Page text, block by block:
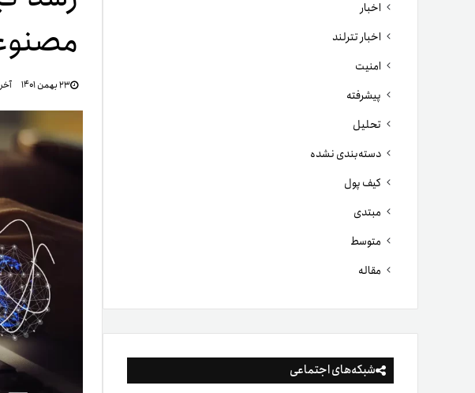
اخبار
اخبار تترلند
امنیت
پیشرفته
تحلیل
دسته‌بندی نشده
کیف پول
مبتدی
متوسط
مقاله
شبکه‌های اجتماعی
۲۳ بهمن ۱۴۰۱